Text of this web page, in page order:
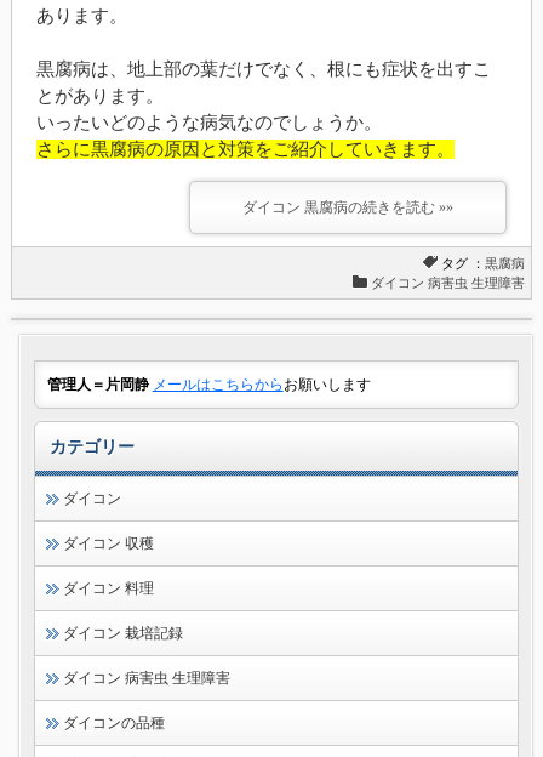
あります。
黒腐病は、地上部の葉だけでなく、根にも症状を出すこ
とがあります。
いったいどのような病気なのでしょうか。
さらに黒腐病の原因と対策をご紹介していきます。
ダイコン 黒腐病の続きを読む »»
タグ ：黒腐病
ダイコン 病害虫 生理障害
管理人＝片岡静 メールはこちらから お願いします
カテゴリー
ダイコン
ダイコン 収穫
ダイコン 料理
ダイコン 栽培記録
ダイコン 病害虫 生理障害
ダイコンの品種